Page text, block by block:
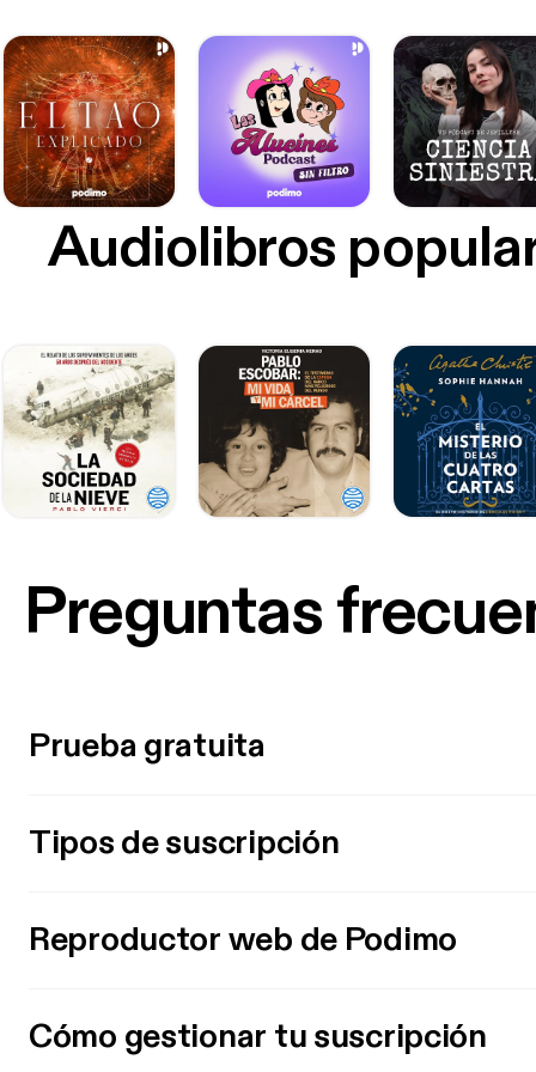
Audiolibros
Preguntas
Prueba gratuita
Tipos de suscripción
Reproductor web de Podimo
Cómo gestionar tu suscripción